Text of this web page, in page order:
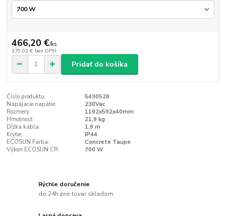
466,20 €/ks
379,02 € bez DPH
Pridať do košíka
Číslo produktu:
5430528
Napájacie napätie:
230Vac
Rozmery:
1192x592x40mm
Hmotnosť:
21,9 kg
Dĺžka kábla:
1,9 m
Krytie:
IP44
ECOSUN Farba:
Concrete Taupe
Výkon ECOSUN CR:
700 W
Rýchle doručenie
do 24h pre tovar skladom